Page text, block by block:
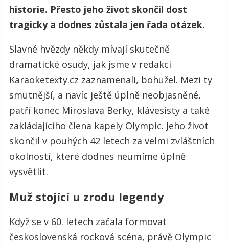
historie. Přesto jeho život skončil dost
tragicky a dodnes zůstala jen řada otázek.
Slavné hvězdy někdy mívají skutečně
dramatické osudy, jak jsme v redakci
Karaoketexty.cz zaznamenali, bohužel. Mezi ty
smutnější, a navíc ještě úplně neobjasněné,
patří konec Miroslava Berky, klávesisty a také
zakládajícího člena kapely Olympic. Jeho život
skončil v pouhých 42 letech za velmi zvláštních
okolností, které dodnes neumíme úplně
vysvětlit.
Muž stojící u zrodu legendy
Když se v 60. letech začala formovat
československá rocková scéna, právě Olympic